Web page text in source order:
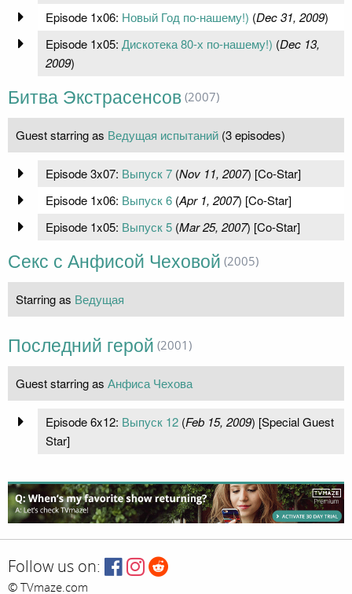
Episode 1x06: Новый Год по-нашему!) (Dec 31, 2009)
Episode 1x05: Дискотека 80-х по-нашему!) (Dec 13,
2009)
Битва Экстрасенсов (2007)
Guest starring as Ведущая испытаний (3 episodes)
Episode 3x07: Выпуск 7(Nov 11, 2007) [Co-Star]
Episode 1x06: Выпуск 6(Apr 1, 2007) [Co-Star]
Episode 1x05: Выпуск 5(Mar 25, 2007) [Co-Star]
Секс с Анфисой Чеховой (2005)
Starring as Ведущая
Последний герой (2001)
Guest starring as Анфиса Чехова
Episode 6x12: Выпуск 12(Feb 15, 2009) [Special Guest
Star]
Follow us on:
© TVmaze.com